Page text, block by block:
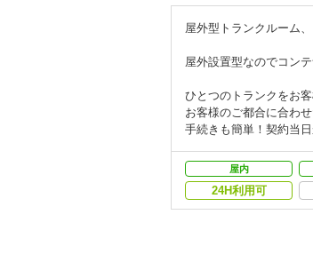
屋外型トランクルーム
屋外設置型なのでコン
ひとつのトランクをお
お客様のご都合に合わ
手続きも簡単！契約当
屋内
24H利用可